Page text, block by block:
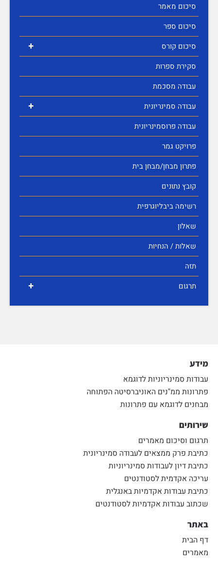
סיכום מאמר
סיכום ספר
+
סיכום קורס
סקירת ספרות
עבודה מסכמת
+
עבודה סמינריונית
עבודה פרוסמינריונית
פרויקט גמר
פתרון מבחן/מבחן בית
קובץ נתונים
רשימה ביבליוגרפית
שאלון
שאלות / הנחיות
תזה
+ תרגום
מידע
עבודות סמינריוניות לדוגמא
פתרונות ממ"נים האוניברסיטה הפתוחה
מבחנים לדוגמא עם פתרונות
שירותים
תרגום וסיכום מאמרים
כתיבת פרק ממצאים לעבודה סמינריונית
כתיבת דיון לעבודות סמינריוניות
עריכה אקדמית לסטודנטים
כתיבת עבודות אקדמיות באנגלית
שכתוב עבודות אקדמיות לסטודנטים
באתר
דף הבית
מאמרים